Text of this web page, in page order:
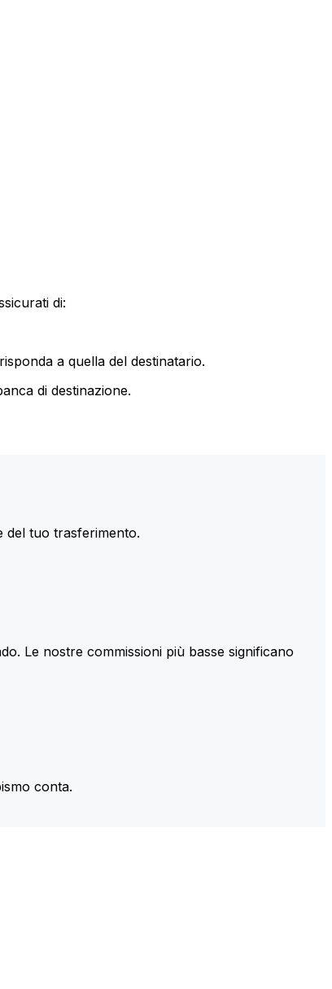
di:
a quella del destinatario.
di destinazione.
del tuo trasferimento.
Le nostre commissioni più basse significano
conta.